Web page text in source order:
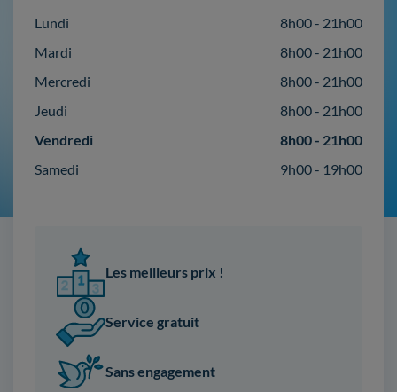
Lundi
8h00 - 21h00
Mardi
8h00 - 21h00
Mercredi
8h00 - 21h00
Jeudi
8h00 - 21h00
Vendredi
8h00 - 21h00
Samedi
9h00 - 19h00
Les meilleurs prix !
Service gratuit
Sans engagement